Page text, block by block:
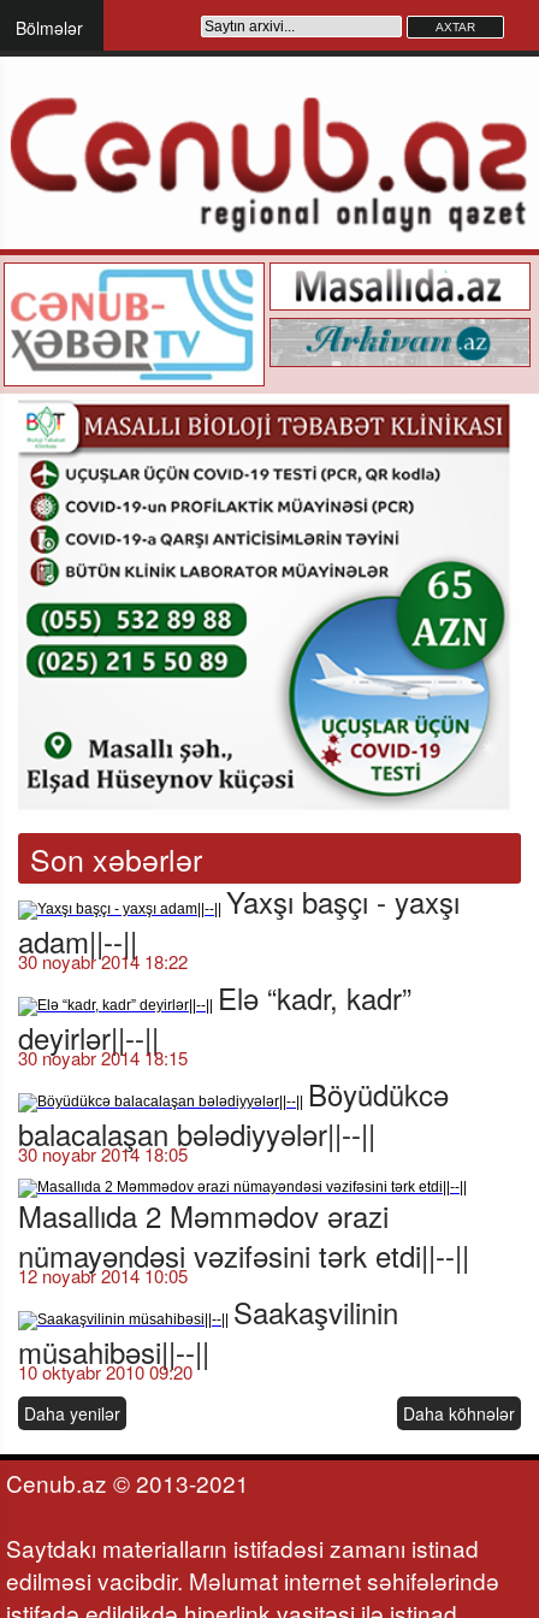
Bölmələr
Son xəbərlər
Yaxşı başçı - yaxşı
adam||--||
30 noyabr 2014 18:22
Elə “kadr, kadr”
deyirlər||--||
30 noyabr 2014 18:15
Böyüdükcə
balacalaşan bələdiyyələr||--||
30 noyabr 2014 18:05
Masallıda 2 Məmmədov ərazi
nümayəndəsi vəzifəsini tərk etdi||--||
12 noyabr 2014 10:05
Saakaşvilinin
müsahibəsi||--||
10 oktyabr 2010 09:20
Daha yenilər Daha köhnələr
Cenub.az © 2013-2021
Saytdakı materialların istifadəsi zamanı istinad
edilməsi vacibdir. Məlumat internet səhifələrində